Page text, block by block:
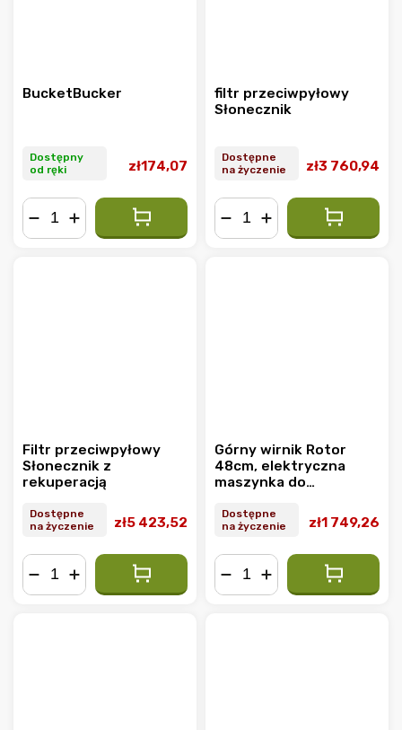
BucketBucker
Dostępny
od ręki
zł174,07
filtr przeciwpyłowy
Słonecznik
Dostępne
na życzenie
zł3 760,94
Filtr przeciwpyłowy
Słonecznik z
rekuperacją
Dostępne
na życzenie
zł5 423,52
Górny wirnik Rotor
48cm, elektryczna
maszynka do
Dostępne
na życzenie
zł1 749,26